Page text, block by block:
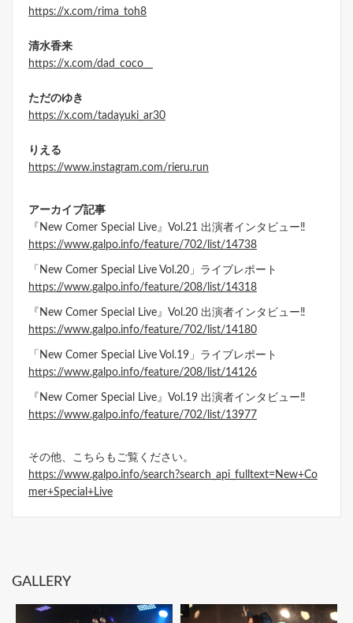
https://x.com/rima_toh8
清水香来
https://x.com/dad_coco__
ただのゆき
https://x.com/tadayuki_ar30
りえる
https://www.instagram.com/rieru.run
アーカイブ記事
『New Comer Special Live』Vol.21 出演者インタビュー‼
https://www.galpo.info/feature/702/list/14738
「New Comer Special Live Vol.20」ライブレポート
https://www.galpo.info/feature/208/list/14318
『New Comer Special Live』Vol.20 出演者インタビュー‼
https://www.galpo.info/feature/702/list/14180
「New Comer Special Live Vol.19」ライブレポート
https://www.galpo.info/feature/208/list/14126
『New Comer Special Live』Vol.19 出演者インタビュー‼
https://www.galpo.info/feature/702/list/13977
その他、こちらもご覧ください。
https://www.galpo.info/search?search_api_fulltext=New+Co
mer+Special+Live
GALLERY